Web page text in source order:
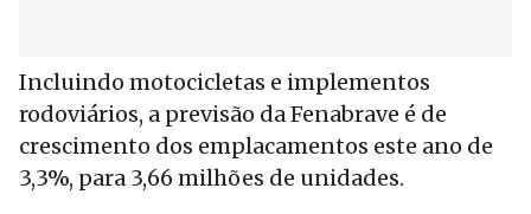
Incluindo motocicletas e implementos
rodoviários, a previsão da Fenabrave é de
crescimento dos emplacamentos este ano de
3,3%, para 3,66 milhões de unidades.